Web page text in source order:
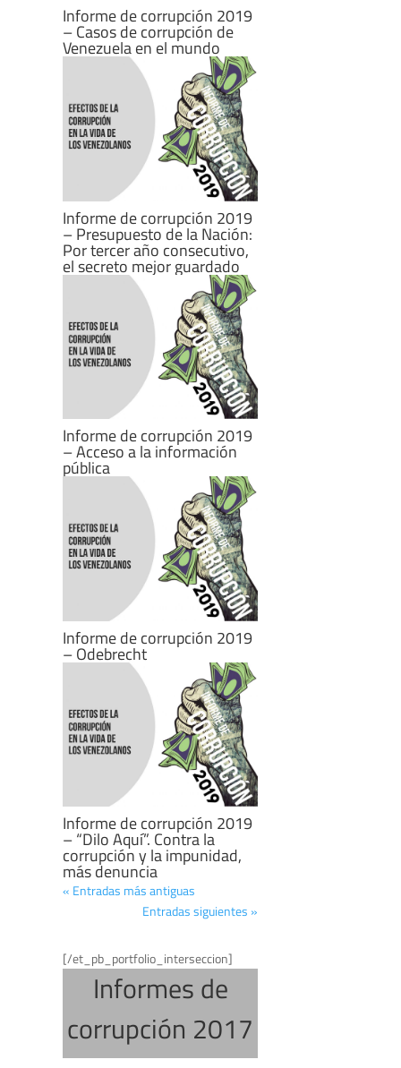
Informe de corrupción 2019
– Casos de corrupción de
Venezuela en el mundo
Informe de corrupción 2019
– Presupuesto de la Nación:
Por tercer año consecutivo,
el secreto mejor guardado
Informe de corrupción 2019
– Acceso a la información
pública
Informe de corrupción 2019
– Odebrecht
Informe de corrupción 2019
– “Dilo Aquí”. Contra la
corrupción y la impunidad,
más denuncia
« Entradas más antiguas
Entradas siguientes »
[/et_pb_portfolio_interseccion]
Informes de
corrupción 2017